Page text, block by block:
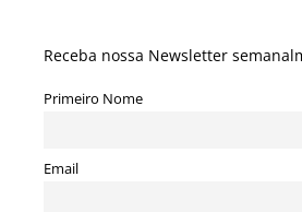
Receba nossa Newsletter
Primeiro Nome
Email